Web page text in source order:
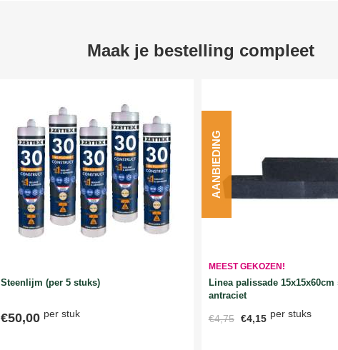
Maak je bestelling compleet
Steenlijm (per 5 stuks)
€50,00 per stuk
MEEST GEKOZEN!
Linea palissade 15x15x60cm
antraciet
€4,75 €4,15 per stuks
AANBIEDING